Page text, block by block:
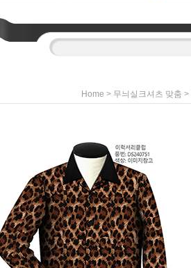
Home > 무늬실크셔츠 맞춤 >